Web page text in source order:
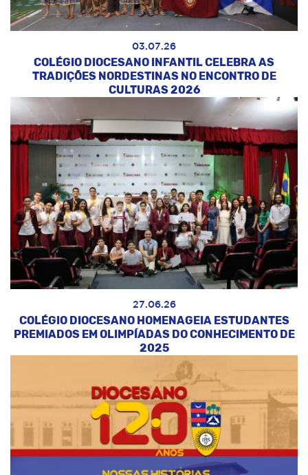
03.07.26
COLÉGIO DIOCESANO INFANTIL CELEBRA AS
TRADIÇÕES NORDESTINAS NO ENCONTRO DE
CULTURAS 2026
27.06.26
COLÉGIO DIOCESANO HOMENAGEIA ESTUDANTES
PREMIADOS EM OLIMPÍADAS DO CONHECIMENTO DE
2025